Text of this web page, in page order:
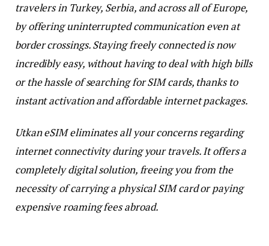
travelers in Turkey, Serbia, and across all of Europe,
by offering uninterrupted communication even at
border crossings. Staying freely connected is now
incredibly easy, without having to deal with high bills
or the hassle of searching for SIM cards, thanks to
instant activation and affordable internet packages.
Utkan eSIM eliminates all your concerns regarding
internet connectivity during your travels. It offers a
completely digital solution, freeing you from the
necessity of carrying a physical SIM card or paying
expensive roaming fees abroad.